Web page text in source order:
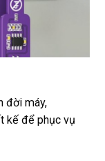
đời máy,
kế để phục vụ